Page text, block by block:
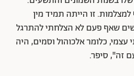
זו הייתה תמיד מין
שאף פעם לא הצלחתי להתרגל
עצמי, כלומר אלכוהול וסמים, היה
זה", סיפר.